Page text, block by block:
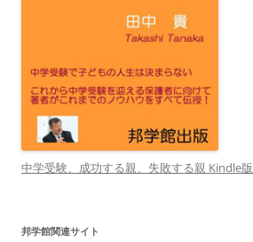
中学受験、成功する親、失敗する親 Kindle版
邦学館関連サイト